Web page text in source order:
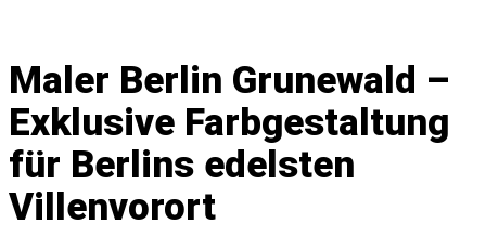
Angebot einholen
Leistungen
Malerbetrieb
Streicharbeiten
Innenarbeiten
Heizkörper streichen
Maler Berlin Grunewald –
Exklusive Farbgestaltung
für Berlins edelsten
Villenvorort